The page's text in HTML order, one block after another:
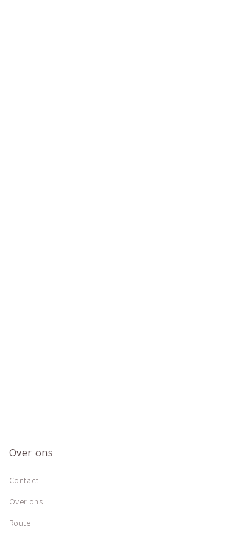
Over ons
Contact
Over ons
Route